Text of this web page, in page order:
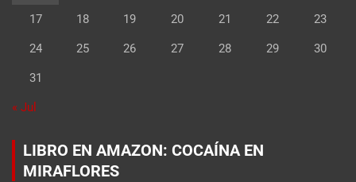
17 18 19 20 21 22 23
24 25 26 27 28 29 30
31
« Jul
LIBRO EN AMAZON: COCAÍNA EN
MIRAFLORES